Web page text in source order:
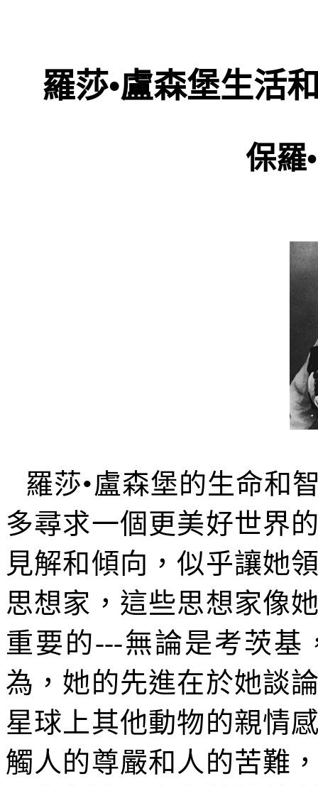
羅莎•盧森堡生活
保羅•
羅莎•盧森堡的生命和
多尋求一個更美好世界
見解和傾向，似乎讓她
思想家，這些思想家像
重要的---無論是考茨基
為，她的先進在於她談
星球上其他動物的親情
觸人的尊嚴和人的苦難